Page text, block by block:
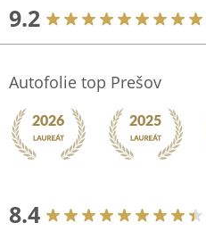
9.2
Autofolie top Prešov
8.4